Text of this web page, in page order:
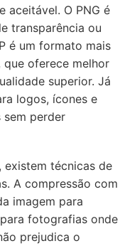
aceitável. O PNG é
transparência ou
é um formato mais
oferece melhor
superior. Já
logos, ícones e
sem perder
técnicas de
A compressão com
imagem para
fotografias onde
prejudica o